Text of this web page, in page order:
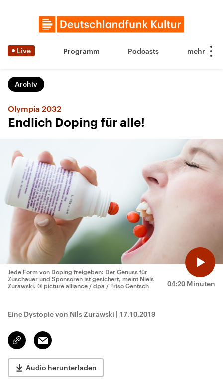
Live Programm Podcasts
Archiv
Olympia 2032
Endlich Doping für alle!
04:20 Minuten
Jede Form von Doping freigeben: Der Genuss für
Zuschauer und Sponsoren ist gesichert, meint Niels
Zurawski. © picture alliance / dpa / Friso Gentsch
Eine Dystopie von Nils Zurawski | 17.10.2019
Link
kopieren/teilen
Email
Audio herunterladen